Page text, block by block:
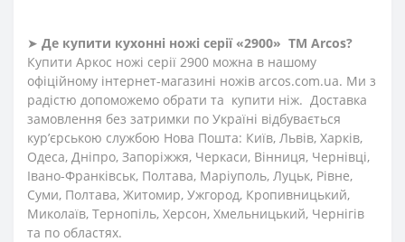
➤ Де купити кухонні ножі серії «2900» ТМ Arcos?
Купити Аркос ножі серії 2900 можна в нашому
офіційному інтернет-магазині ножів arcos.com.ua. Ми з
радістю допоможемо обрати та купити ніж. Доставка
замовлення без затримки по Україні відбувається
кур’єрською службою Нова Пошта: Київ, Львів, Харків,
Одеса, Дніпро, Запоріжжя, Черкаси, Вінниця, Чернівці,
Івано-Франківськ, Полтава, Маріуполь, Луцьк, Рівне,
Суми, Полтава, Житомир, Ужгород, Кропивницький,
Миколаїв, Тернопіль, Херсон, Хмельницький, Чернігів
та по областях.